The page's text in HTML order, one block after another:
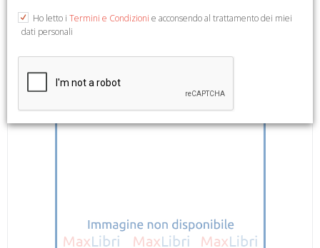
Ho letto i Termini e Condizioni e acconsendo al trattamento dei miei
dati personali